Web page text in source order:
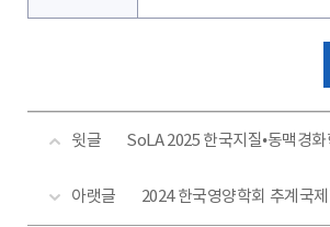
윗글
아랫글 2024 한국영양학회 추계국